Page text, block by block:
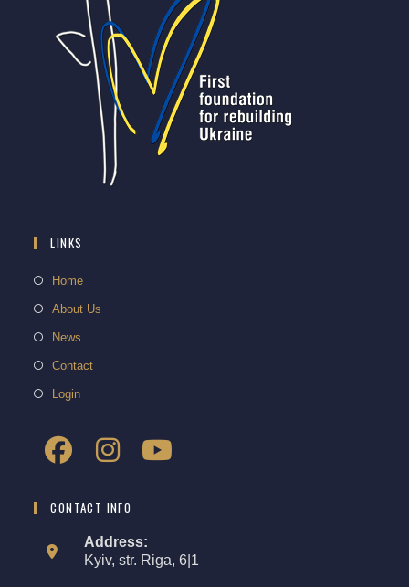
LINKS
Home
About Us
News
Contact
Login
CONTACT INFO
Address:
Kyiv, str. Riga, 6|1